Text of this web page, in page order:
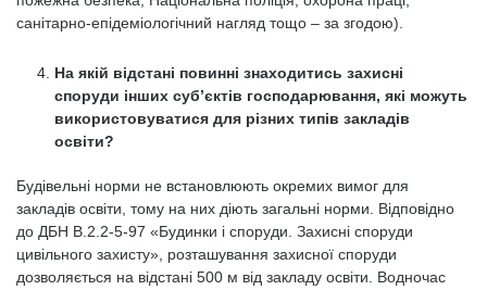
санітарно-епідеміологічний нагляд тощо – за згодою).
На якій відстані повинні знаходитись захисні
споруди інших суб’єктів господарювання, які можуть
використовуватися для різних типів закладів
освіти?
Будівельні норми не встановлюють окремих вимог для
закладів освіти, тому на них діють загальні норми. Відповідно
до ДБН В.2.2-5-97 «Будинки і споруди. Захисні споруди
цивільного захисту», розташування захисної споруди
дозволяється на відстані 500 м від закладу освіти. Водночас